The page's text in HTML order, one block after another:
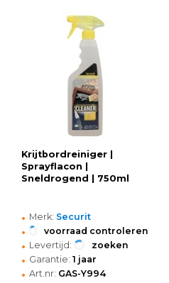
Krijtbordreiniger |
Sprayflacon |
Sneldrogend | 750ml
• Merk: Securit
• voorraad controleren
• Levertijd: zoeken
• Garantie: 1 jaar
• Art.nr: GAS-Y994